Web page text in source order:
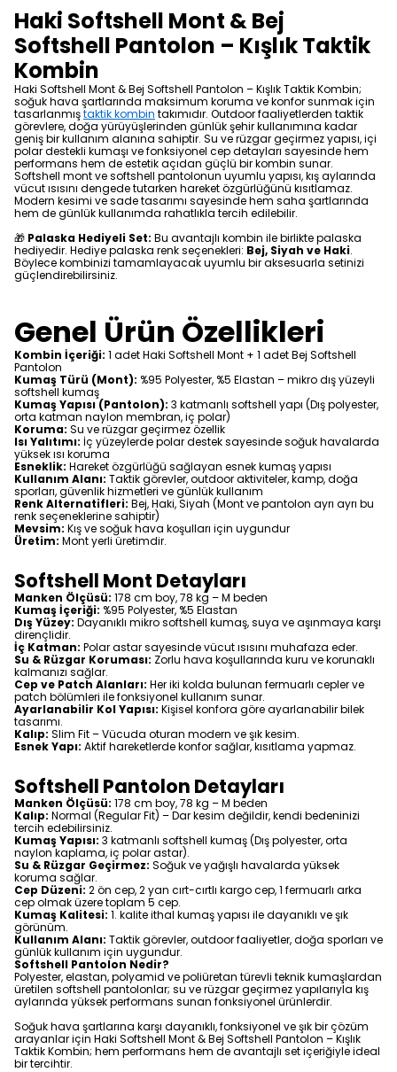
Haki Softshell Mont & Bej
Softshell Pantolon – Kışlık Taktik
Kombin
Haki Softshell Mont & Bej Softshell Pantolon – Kışlık Taktik Kombin;
soğuk hava şartlarında maksimum koruma ve konfor sunmak için
tasarlanmıştaktik kombin takımıdır. Outdoor faaliyetlerden taktik
görevlere, doğa yürüyüşlerinden günlük şehir kullanımına kadar
geniş bir kullanım alanına sahiptir. Su ve rüzgar geçirmez yapısı, içi
polar destekli kumaşı ve fonksiyonel cep detayları sayesinde hem
performans hem de estetik açıdan güçlü bir kombin sunar.
Softshell mont ve softshell pantolonun uyumlu yapısı, kış aylarında
vücut ısısını dengede tutarken hareket özgürlüğünü kısıtlamaz.
Modern kesimi ve sade tasarımı sayesinde hem saha şartlarında
hem de günlük kullanımda rahatlıkla tercih edilebilir.
🎁 Palaska Hediyeli Set: Bu avantajlı kombin ile birlikte palaska
hediyedir. Hediye palaska renk seçenekleri: Bej, Siyah ve Haki.
Böylece kombinizi tamamlayacak uyumlu bir aksesuarla setinizi
güçlendirebilirsiniz.
Genel Ürün Özellikleri
Kombin İçeriği: 1 adet Haki Softshell Mont + 1 adet Bej Softshell
Pantolon
Kumaş Türü (Mont): %95 Polyester, %5 Elastan – mikro dış yüzeyli
softshell kumaş
Kumaş Yapısı (Pantolon): 3 katmanlı softshell yapı (Dış polyester,
orta katman naylon membran, iç polar)
Koruma: Su ve rüzgar geçirmez özellik
Isı Yalıtımı: İç yüzeylerde polar destek sayesinde soğuk havalarda
yüksek ısı koruma
Esneklik: Hareket özgürlüğü sağlayan esnek kumaş yapısı
Kullanım Alanı: Taktik görevler, outdoor aktiviteler, kamp, doğa
sporları, güvenlik hizmetleri ve günlük kullanım
Renk Alternatifleri: Bej, Haki, Siyah (Mont ve pantolon ayrı ayrı bu
renk seçeneklerine sahiptir)
Mevsim: Kış ve soğuk hava koşulları için uygundur
Üretim: Mont yerli üretimdir.
Softshell Mont Detayları
Manken Ölçüsü: 178 cm boy, 78 kg – M beden
Kumaş İçeriği: %95 Polyester, %5 Elastan
Dış Yüzey: Dayanıklı mikro softshell kumaş, suya ve aşınmaya karşı
dirençlidir.
İç Katman: Polar astar sayesinde vücut ısısını muhafaza eder.
Su & Rüzgar Koruması: Zorlu hava koşullarında kuru ve korunaklı
kalmanızı sağlar.
Cep ve Patch Alanları: Her iki kolda bulunan fermuarlı cepler ve
patch bölümleri ile fonksiyonel kullanım sunar.
Ayarlanabilir Kol Yapısı: Kişisel konfora göre ayarlanabilir bilek
tasarımı.
Kalıp: Slim Fit – Vücuda oturan modern ve şık kesim.
Esnek Yapı: Aktif hareketlerde konfor sağlar, kısıtlama yapmaz.
Softshell Pantolon Detayları
Manken Ölçüsü: 178 cm boy, 78 kg – M beden
Kalıp: Normal (Regular Fit) – Dar kesim değildir, kendi bedeninizi
tercih edebilirsiniz.
Kumaş Yapısı: 3 katmanlı softshell kumaş (Dış polyester, orta
naylon kaplama, iç polar astar).
Su & Rüzgar Geçirmez: Soğuk ve yağışlı havalarda yüksek
koruma sağlar.
Cep Düzeni: 2 ön cep, 2 yan cırt-cırtlı kargo cep, 1 fermuarlı arka
cep olmak üzere toplam 5 cep.
Kumaş Kalitesi: 1. kalite ithal kumaş yapısı ile dayanıklı ve şık
görünüm.
Kullanım Alanı: Taktik görevler, outdoor faaliyetler, doğa sporları ve
günlük kullanım için uygundur.
Softshell Pantolon Nedir?
Polyester, elastan, polyamid ve poliüretan türevli teknik kumaşlardan
üretilen softshell pantolonlar; su ve rüzgar geçirmez yapılarıyla kış
aylarında yüksek performans sunan fonksiyonel ürünlerdir.
Soğuk hava şartlarına karşı dayanıklı, fonksiyonel ve şık bir çözüm
arayanlar için Haki Softshell Mont & Bej Softshell Pantolon – Kışlık
Taktik Kombin; hem performans hem de avantajlı set içeriğiyle ideal
bir tercihtir.